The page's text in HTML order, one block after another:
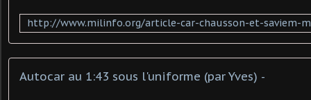
Autocar au 1:43 sous l'uniforme (par Yves) -